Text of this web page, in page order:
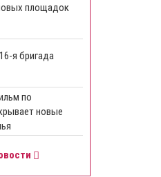
площадок
я бригада
по
новые